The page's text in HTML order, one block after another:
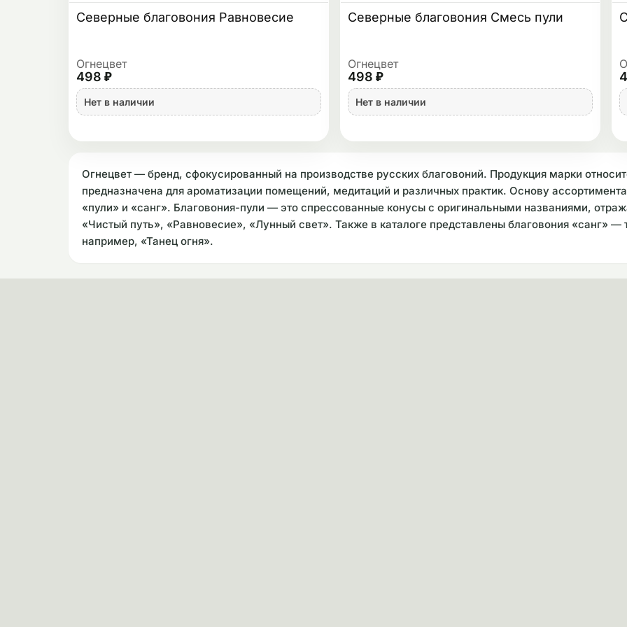
Северные благовония Равновесие
Огнецвет
498 ₽
Нет в наличии
Северные благовония Смесь пули
Огнецвет
498 ₽
Нет в наличии
Огнецвет — бренд, сфокусированный на производстве русских благовоний. Продукция марки
предназначена для ароматизации помещений, медитаций и различных практик. Основу
«пули» и «санг». Благовония-пули — это спрессованные конусы с оригинальными названиями,
«Чистый путь», «Равновесие», «Лунный свет». Также в каталоге представлены благовония «санг»
например, «Танец огня».